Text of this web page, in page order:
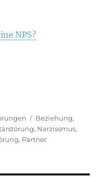
NPS?
Schlagwörter
Beziehung,
, Narzissmus,
, Partner